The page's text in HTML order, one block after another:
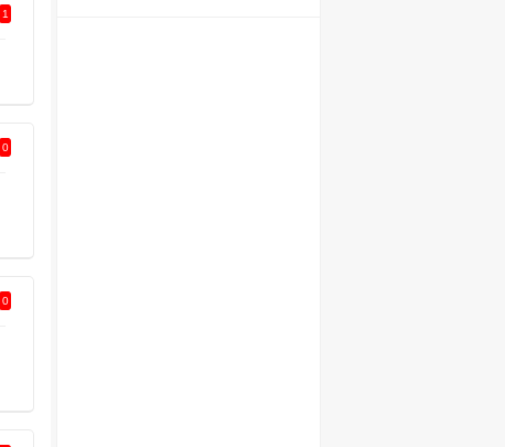
1
0
0